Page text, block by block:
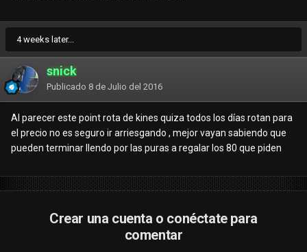
4 weeks later...
snick
Publicado 8 de Julio del 2016
Al parecer este point rota de kines quiza todos los días rotan para
el precio no es seguro ir arriesgando , mejor vayan sabiendo que
pueden terminar llendo por las puras a regalar los 80 que piden
Crear una cuenta o conéctate para
comentar